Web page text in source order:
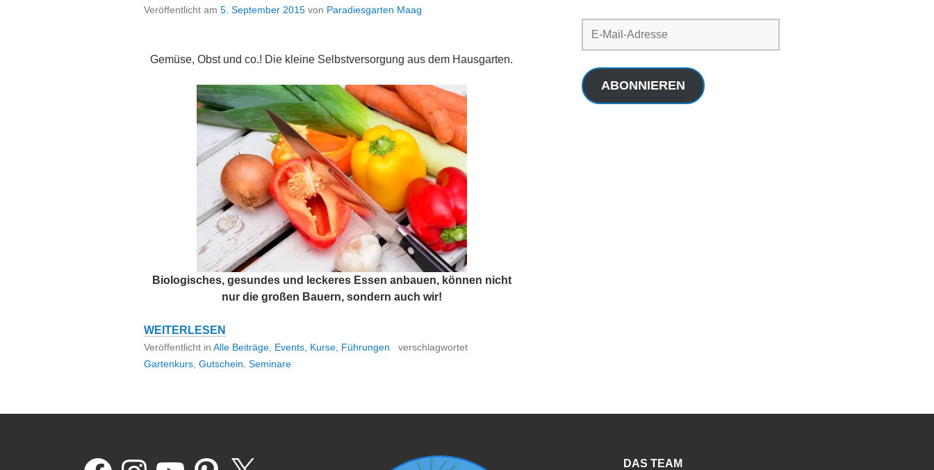
Veröffentlicht am 5. September 2015 von Paradiesgarten Maag
Gemüse, Obst und co.! Die kleine Selbstversorgung aus dem Hausgarten.
Biologisches, gesundes und leckeres Essen anbauen, können nicht
nur die großen Bauern, sondern auch wir!
2-
TAGES
KURS:
WEITERLESEN
Veröffentlicht in Alle Beiträge Events, Kurse, Führungen
verschlagwortet
Gartenkurs Gutschein Seminare
ABONNIEREN
FacebookInstagramYouTubePinterestX DAS TEAM